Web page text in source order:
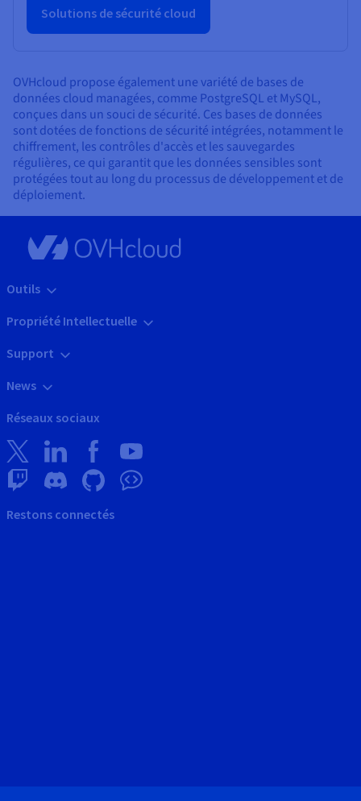
Solutions de sécurité cloud
OVHcloud propose également une variété de bases de
données cloud managées, comme PostgreSQL et MySQL,
conçues dans un souci de sécurité. Ces bases de données
sont dotées de fonctions de sécurité intégrées, notamment le
chiffrement, les contrôles d'accès et les sauvegardes
régulières, ce qui garantit que les données sensibles sont
protégées tout au long du processus de développement et de
déploiement.
Outils
Propriété Intellectuelle
Support
News
Réseaux sociaux
Restons connectés